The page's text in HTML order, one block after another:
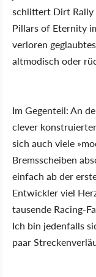
schlittert Dirt Rally
Pillars of Eternity
verloren
altmodisch oder
Im Gegenteil: An
clever
sich auch viele
Bremsscheiben
einfach ab der
Entwickler viel
tausende Racing-
Ich bin jedenfalls
paar